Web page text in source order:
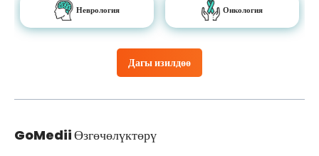
Дагы изилдөө
Неврология Онкология
GoMediiӨзгөчөлүктөрү